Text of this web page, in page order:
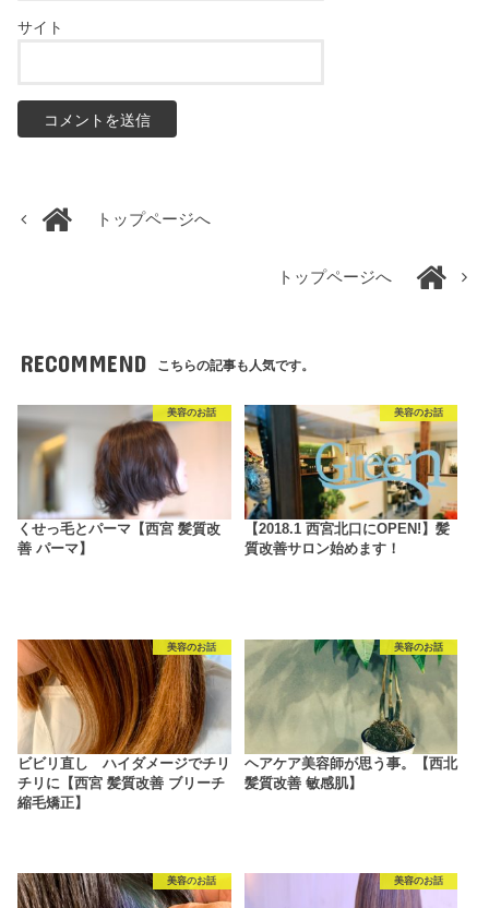
サイト
トップページへ
トップページへ
RECOMMEND こちらの記事も人気です。
美容のお話
くせっ毛とパーマ【西宮 髪質改
善 パーマ】
美容のお話
【2018.1 西宮北口にOPEN!】髪
質改善サロン始めます！
美容のお話
ビビリ直し ハイダメージでチリ
チリに【西宮 髪質改善 ブリーチ
縮毛矯正】
美容のお話
ヘアケア美容師が思う事。【西北
髪質改善 敏感肌】
美容のお話 美容のお話